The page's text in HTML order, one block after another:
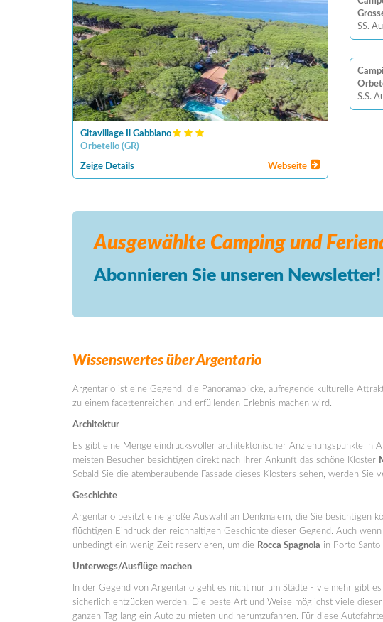
Gitavillage Il Gabbiano
Orbetello (GR)
Zeige Details Webseite
SS.
S.S.
Ausgewählte Camping und
Abonnieren Sie unseren Newsletter!
Wissenswertes über Argentario
Argentario ist eine Gegend, die Panoramablicke, aufregende kulturelle
zu einem facettenreichen und erfüllenden Erlebnis machen wird.
Architektur
Es gibt eine Menge eindrucksvoller architektonischer Anziehungspunkte in
meisten Besucher besichtigen direkt nach Ihrer Ankunft das schöne Kloster
Sobald Sie die atemberaubende Fassade dieses Klosters sehen, werden Sie
Geschichte
Argentario besitzt eine große Auswahl an Denkmälern, die Sie besichtigen
flüchtigen Eindruck der reichhaltigen Geschichte dieser Gegend. Auch
unbedingt ein wenig Zeit reservieren, um die Rocca Spagnola in Porto
Unterwegs/Ausflüge machen
In der Gegend von Argentario geht es nicht nur um Städte - vielmehr gibt
sicherlich entzücken werden. Die beste Art und Weise möglichst viele
ganzen Tag lang ein Auto zu mieten und herumzufahren. Für diese